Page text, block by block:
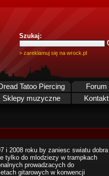
Szukaj:
> zareklamuj się na wrock.pl
Tatoo Piercing
Forum
Sklepy muzyczne Kontakt
i 2008 roku by zaniesc swiatu dobra
tylko do mlodziezy w trampkach
prowadzacych do
gitarowych w konwencji